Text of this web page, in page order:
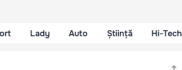
Lady Auto Știință Hi-Tech